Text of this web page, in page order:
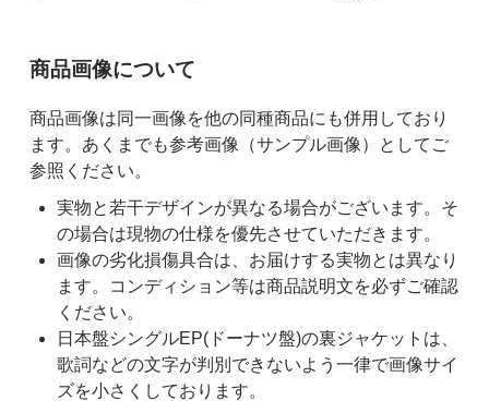
ご購入前の注意事項
商品画像について
商品画像は同一画像を他の同種商品にも併用しており
ます。あくまでも参考画像（サンプル画像）としてご
参照ください。
実物と若干デザインが異なる場合がございます。そ
の場合は現物の仕様を優先させていただきます。
画像の劣化損傷具合は、お届けする実物とは異なり
ます。コンディション等は商品説明文を必ずご確認
ください。
日本盤シングルEP(ドーナツ盤)の裏ジャケットは、
歌詞などの文字が判別できないよう一律で画像サイ
ズを小さくしております。